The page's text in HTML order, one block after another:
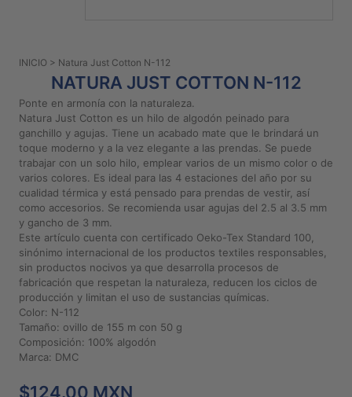
Preguntas
frecuentes
Aviso De
Privacidad
Políticas
Compra
2026
Diseños
Para
Bordar
INICIO > Natura Just Cotton N-112
NATURA JUST COTTON N-112
Ponte en armonía con la naturaleza.
Natura Just Cotton es un hilo de algodón peinado para
ganchillo y agujas. Tiene un acabado mate que le brindará un
toque moderno y a la vez elegante a las prendas. Se puede
trabajar con un solo hilo, emplear varios de un mismo color o de
varios colores. Es ideal para las 4 estaciones del año por su
cualidad térmica y está pensado para prendas de vestir, así
como accesorios. Se recomienda usar agujas del 2.5 al 3.5 mm
y gancho de 3 mm.
Este artículo cuenta con certificado Oeko-Tex Standard 100,
sinónimo internacional de los productos textiles responsables,
sin productos nocivos ya que desarrolla procesos de
fabricación que respetan la naturaleza, reducen los ciclos de
producción y limitan el uso de sustancias químicas.
Color: N-112
Tamaño: ovillo de 155 m con 50 g
Composición: 100% algodón
Marca: DMC
$124.00 MXN